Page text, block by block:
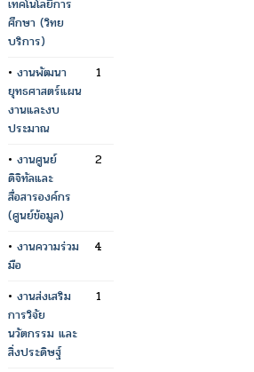
เทคโนโลยีการ
ศึกษา (วิทย
บริการ)
• งานพัฒนา
ยุทธศาสตร์แผน
งานและงบ
ประมาณ
1
• งานศูนย์
ดิจิทัลและ
สื่อสารองค์กร
(ศูนย์ข้อมูล)
2
• งานความร่วม
มือ
4
• งานส่งเสริม
การวิจัย
นวัตกรรม และ
สิ่งประดิษฐ์
1